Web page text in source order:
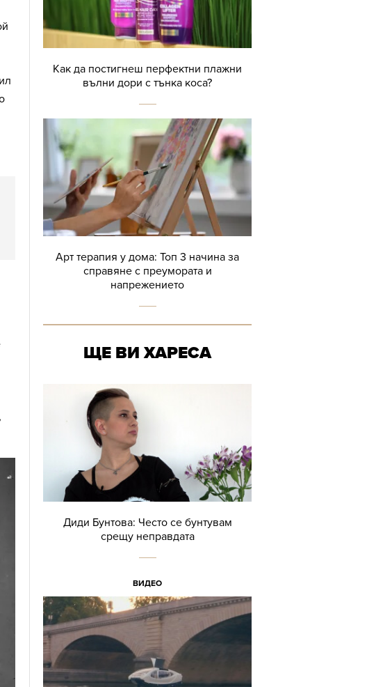
Как да постигнеш перфектни плажни
вълни дори с тънка коса?
Арт терапия у дома: Топ 3 начина за
справяне с преумората и
напрежението
ЩЕ ВИ ХАРЕСА
Диди Бунтова: Често се бунтувам
срещу неправдата
ВИДЕО